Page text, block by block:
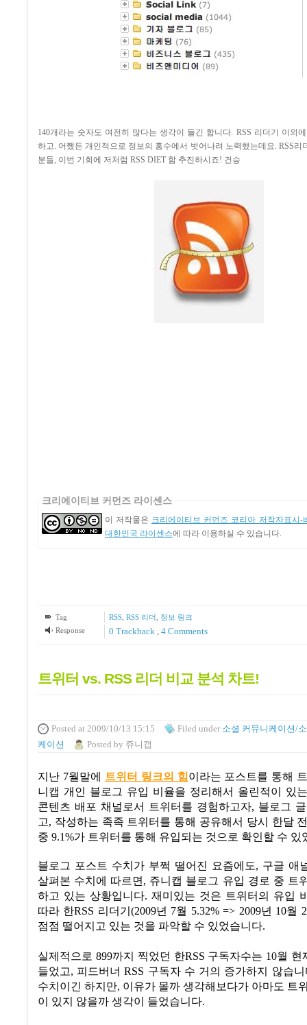
140개라는 숫자도 여전히 많다는 생각이 들긴 합니다. RSS 리더기 이외
하고. 어쨌든 개인적으로 정보의 홍수에서 벗어나려 노력했는데요. RSS리
분들, 이번 기회에 저처럼 RSS DIET 함 추진하시죠! 건승
크리에이티브 커먼즈 라이센스
이 저작물은 크리에이티브 커먼즈 코리아 저작자표시-
대한민국 라이센스에 따라 이용하실 수 있습니다.
Tag RSS, RSS 리더
정보 링크
Response
0 Trackback 4Comments
트위터 vs. RSS 리더 비교 분석 차트!
Posted at 2009/10/13 15:15 Filed under 소셜 커뮤니케이션/
케이션
Posted by 쥬니캡
지난 7월말에 트위터 링크의 힘이라는 포스트를 통해
니캡 개인 블로그 유입 비율을 정리해서 올린적이 있
콘텐츠 배포 채널로서 트위터를 경험하고자, 블로그
고, 작성하는 족족 트위터를 통해 공유해서 당시 한달
중 9.1%가 트위터를 통해 유입되는 것으로 확인할 수 있
블로그 포스트 수치가 부쩍 떨어진 요즘에도, 구글 애
살펴본 수치에 따르면, 쥬니캡 블로그 유입 경로 중 트
하고 있는 상황입니다. 재미있는 것은 트위터의 유입
따라 한RSS 리더기 (2009년 7월 5.32% => 2009년 10월
점점 떨어지고 있는 것을 파악할 수 있었습니다.
실제적으로 899까지 찍었던 한RSS 구독자수는 10월 현
들었고, 피드버너RSS 구독자 수 거의 증가하지 않습
수치이긴 하지만, 이유가 몰까 생각해보다가 아마도 트
이 있지 않을까 생각이 들었습니다.